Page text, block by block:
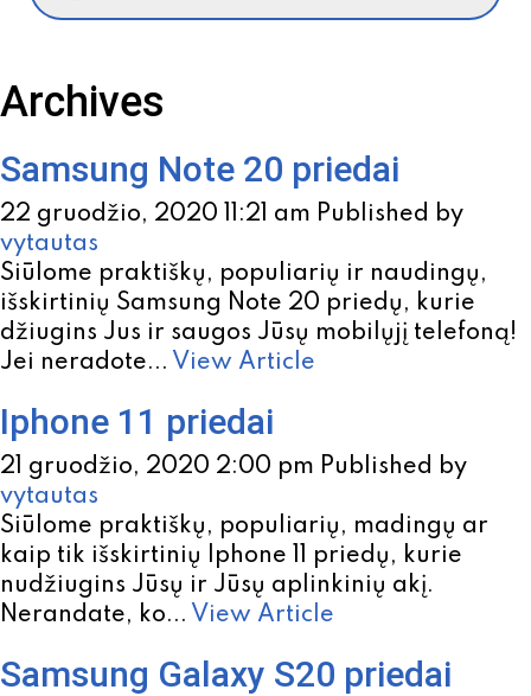
Archives
Samsung Note 20 priedai
22 gruodžio, 2020 11:21 am Published by
vytautas
Siūlome praktiškų, populiarių ir naudingų,
išskirtinių Samsung Note 20 priedų, kurie
džiugins Jus ir saugos Jūsų mobilųjį telefoną!
Jei neradote... View Article
Iphone 11 priedai
21 gruodžio, 2020 2:00 pm Published by
vytautas
Siūlome praktiškų, populiarių, madingų ar
kaip tik išskirtinių Iphone 11 priedų, kurie
nudžiugins Jūsų ir Jūsų aplinkinių akį.
Nerandate, ko... View Article
Samsung Galaxy S20 priedai